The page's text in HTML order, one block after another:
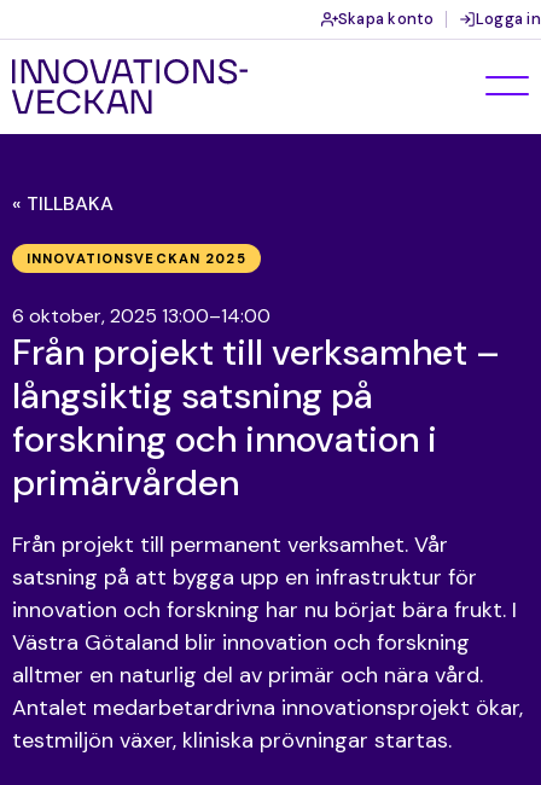
Skapa konto Logga in
« TILLBAKA
INNOVATIONSVECKAN 2025
6 oktober, 2025 13:00–14:00
Från projekt till verksamhet –
långsiktig satsning på
forskning och innovation i
primärvården
Från projekt till permanent verksamhet. Vår
satsning på att bygga upp en infrastruktur för
innovation och forskning har nu börjat bära frukt. I
Västra Götaland blir innovation och forskning
alltmer en naturlig del av primär och nära vård.
Antalet medarbetardrivna innovationsprojekt ökar,
testmiljön växer, kliniska prövningar startas.